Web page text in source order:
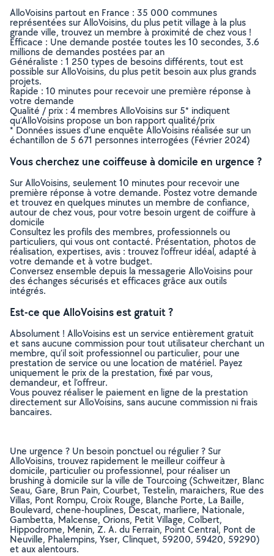
AlloVoisins partout en France : 35 000 communes
représentées sur AlloVoisins, du plus petit village à la plus
grande ville, trouvez un membre à proximité de chez vous !
Efficace : Une demande postée toutes les 10 secondes, 3.6
millions de demandes postées par an
Généraliste : 1 250 types de besoins différents, tout est
possible sur AlloVoisins, du plus petit besoin aux plus grands
projets.
Rapide : 10 minutes pour recevoir une première réponse à
votre demande
Qualité / prix : 4 membres AlloVoisins sur 5* indiquent
qu’AlloVoisins propose un bon rapport qualité/prix
* Données issues d’une enquête AlloVoisins réalisée sur un
échantillon de 5 671 personnes interrogées (Février 2024)
Vous cherchez une coiffeuse à domicile en urgence ?
Sur AlloVoisins, seulement 10 minutes pour recevoir une
première réponse à votre demande. Postez votre demande
et trouvez en quelques minutes un membre de confiance,
autour de chez vous, pour votre besoin urgent de coiffure à
domicile
Consultez les profils des membres, professionnels ou
particuliers, qui vous ont contacté. Présentation, photos de
réalisation, expertises, avis : trouvez l'offreur idéal, adapté à
votre demande et à votre budget.
Conversez ensemble depuis la messagerie AlloVoisins pour
des échanges sécurisés et efficaces grâce aux outils
intégrés.
Est-ce que AlloVoisins est gratuit ?
Absolument ! AlloVoisins est un service entièrement gratuit
et sans aucune commission pour tout utilisateur cherchant un
membre, qu’il soit professionnel ou particulier, pour une
prestation de service ou une location de matériel. Payez
uniquement le prix de la prestation, fixé par vous,
demandeur, et l’offreur.
Vous pouvez réaliser le paiement en ligne de la prestation
directement sur AlloVoisins, sans aucune commission ni frais
bancaires.
Une urgence ? Un besoin ponctuel ou régulier ? Sur
AlloVoisins, trouvez rapidement le meilleur coiffeur à
domicile, particulier ou professionnel, pour réaliser un
brushing à domicile sur la ville de Tourcoing (Schweitzer, Blanc
Seau, Gare, Brun Pain, Courbet, Testelin, maraichers, Rue des
Villas, Pont Rompu, Croix Rouge, Blanche Porte, La Baille,
Boulevard, chene-houplines, Descat, marliere, Nationale,
Gambetta, Malcense, Orions, Petit Village, Colbert,
Hippodrome, Menin, Z. A. du Ferrain, Point Central, Pont de
Neuville, Phalempins, Yser, Clinquet, 59200, 59420, 59290)
et aux alentours.